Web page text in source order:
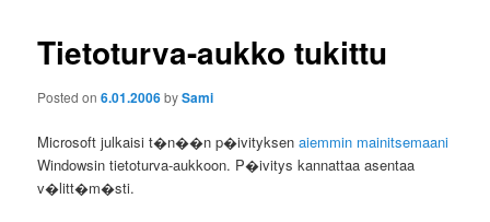
Tietoturva-aukko tukittu
Posted on6.01.2006bySami
Microsoft julkaisi t�n��n p�ivityksenaiemmin mainitsemaani
Windowsin tietoturva-aukkoon. P�ivitys kannattaa asentaa
v�litt�m�sti.